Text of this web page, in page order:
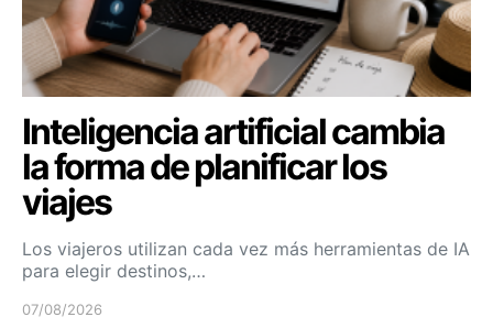
Inteligencia artificial cambia
la forma de planificar los
viajes
Los viajeros utilizan cada vez más herramientas de IA
para elegir destinos,…
07/08/2026